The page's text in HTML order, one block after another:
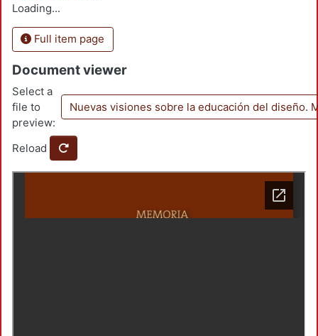
Loading...
Full item page
Document viewer
Select a
file to
preview:
Nuevas visiones sobre la educación del diseño.
Reload